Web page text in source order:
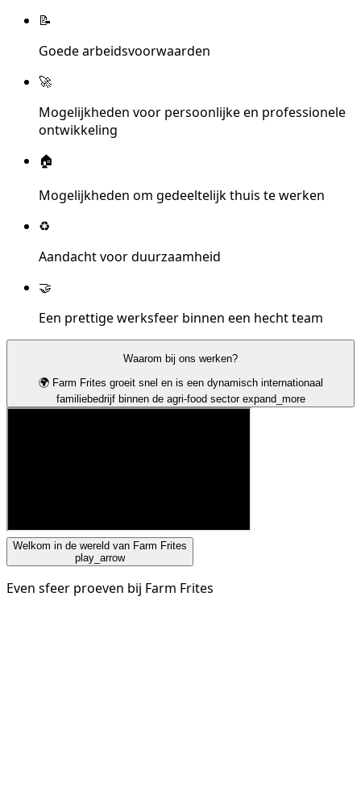
📝
Goede arbeidsvoorwaarden
🚀
Mogelijkheden voor persoonlijke en professionele
ontwikkeling
🏠
Mogelijkheden om gedeeltelijk thuis te werken
♻️
Aandacht voor duurzaamheid
🤝
Een prettige werksfeer binnen een hecht team
Waarom bij ons werken?
🌍 Farm Frites groeit snel en is een dynamisch internationaal
familiebedrijf binnen de agri-food sector expand_more
Welkom in de wereld van Farm Frites
play_arrow
Even sfeer proeven bij Farm Frites